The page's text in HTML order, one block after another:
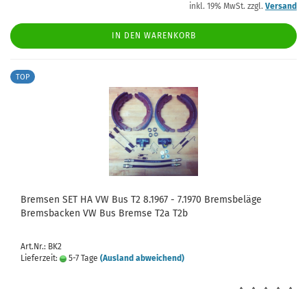
inkl. 19% MwSt. zzgl. Versand
IN DEN WARENKORB
TOP
Bremsen SET HA VW Bus T2 8.1967 - 7.1970 Bremsbeläge
Bremsbacken VW Bus Bremse T2a T2b
Art.Nr.: BK2
Lieferzeit:
5-7 Tage (Ausland abweichend)